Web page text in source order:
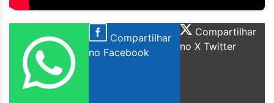
Compartilhar
no Facebook
Compartilhar
no X Twitter